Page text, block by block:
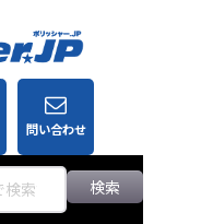
問い合わせ
検索